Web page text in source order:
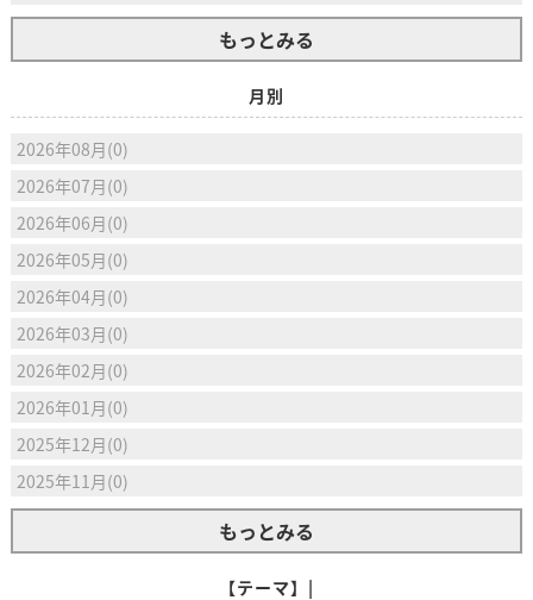
もっとみる
月別
2026年08月(0)
2026年07月(0)
2026年06月(0)
2026年05月(0)
2026年04月(0)
2026年03月(0)
2026年02月(0)
2026年01月(0)
2025年12月(0)
2025年11月(0)
もっとみる
【テーマ】|